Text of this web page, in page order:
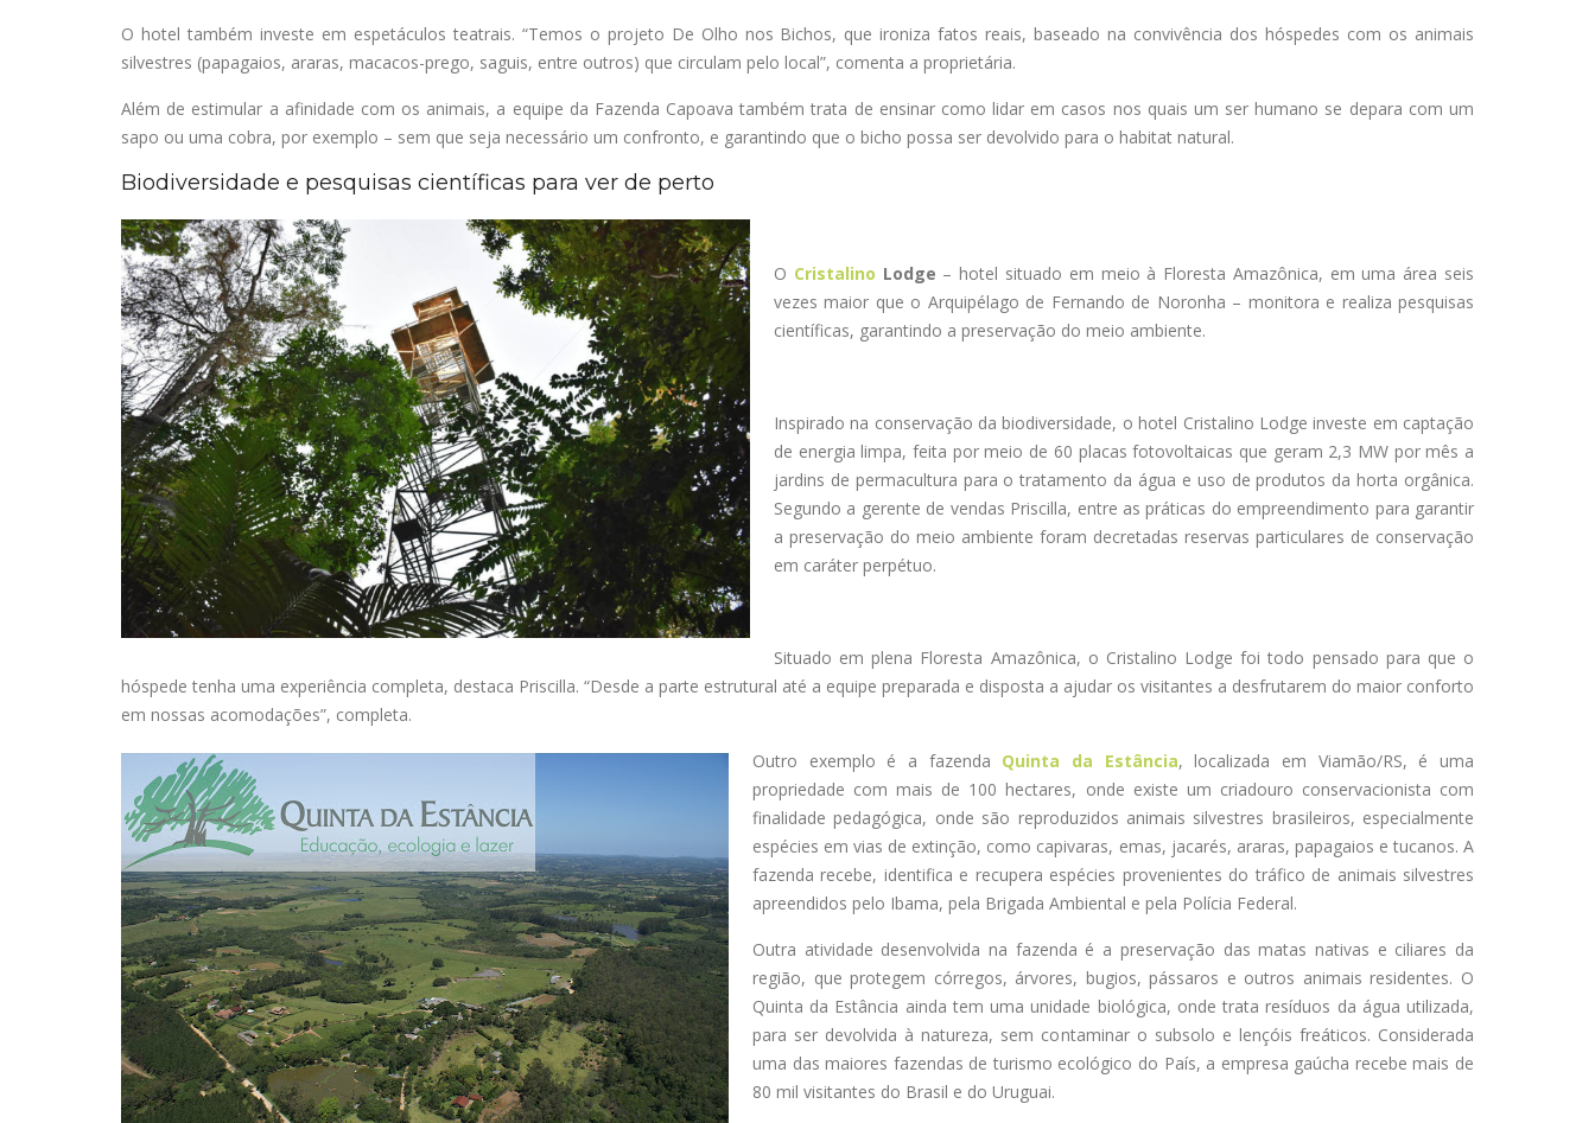
O hotel também investe em espetáculos teatrais. “Temos o projeto De Olho nos Bichos, que ironiza fatos reais, baseado na convivência dos hóspedes com os animais
silvestres (papagaios, araras, macacos-prego, saguis, entre outros) que circulam pelo local”, comenta a proprietária.
Além de estimular a afinidade com os animais, a equipe da Fazenda Capoava também trata de ensinar como lidar em casos nos quais um ser humano se depara com um
sapo ou uma cobra, por exemplo – sem que seja necessário um confronto, e garantindo que o bicho possa ser devolvido para o habitat natural.
Biodiversidade e pesquisas científicas para ver de perto
O Cristalino Lodge – hotel situado em meio à Floresta Amazônica, em uma área seis
vezes maior que o Arquipélago de Fernando de Noronha – monitora e realiza pesquisas
científicas, garantindo a preservação do meio ambiente.
Inspirado na conservação da biodiversidade, o hotel Cristalino Lodge investe em captação
de energia limpa, feita por meio de 60 placas fotovoltaicas que geram 2,3 MW por mês a
jardins de permacultura para o tratamento da água e uso de produtos da horta orgânica.
Segundo a gerente de vendas Priscilla, entre as práticas do empreendimento para garantir
a preservação do meio ambiente foram decretadas reservas particulares de conservação
em caráter perpétuo.
Situado em plena Floresta Amazônica, o Cristalino Lodge foi todo pensado para que o
hóspede tenha uma experiência completa, destaca Priscilla. “Desde a parte estrutural até a equipe preparada e disposta a ajudar os visitantes a desfrutarem do maior conforto
em nossas acomodações”, completa.
Outro exemplo é a fazenda Quinta da Estância, localizada em Viamão/RS, é uma
propriedade com mais de 100 hectares, onde existe um criadouro conservacionista com
finalidade pedagógica, onde são reproduzidos animais silvestres brasileiros, especialmente
espécies em vias de extinção, como capivaras, emas, jacarés, araras, papagaios e tucanos. A
fazenda recebe, identifica e recupera espécies provenientes do tráfico de animais silvestres
apreendidos pelo Ibama, pela Brigada Ambiental e pela Polícia Federal.
Outra atividade desenvolvida na fazenda é a preservação das matas nativas e ciliares da
região, que protegem córregos, árvores, bugios, pássaros e outros animais residentes. O
Quinta da Estância ainda tem uma unidade biológica, onde trata resíduos da água utilizada,
para ser devolvida à natureza, sem contaminar o subsolo e lençóis freáticos. Considerada
uma das maiores fazendas de turismo ecológico do País, a empresa gaúcha recebe mais de
80 mil visitantes do Brasil e do Uruguai.